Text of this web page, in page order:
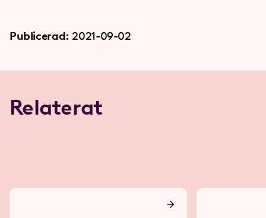
Publicerad: 2021-09-02
Relaterat